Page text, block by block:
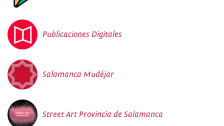
Publicaciones Digitales
Salamanca Mudéjar
Street Art Provincia de Salamanca